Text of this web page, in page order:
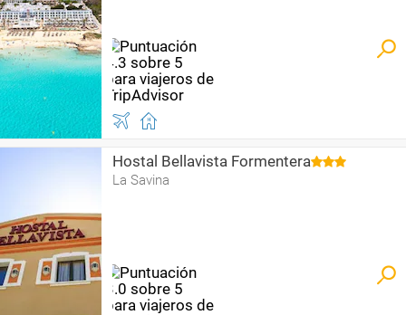
Hostal Bellavista Formentera
La Savina